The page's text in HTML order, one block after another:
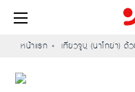
หน้าแรก เที่ยวจูบุ (นาโกย่า) ด้ว